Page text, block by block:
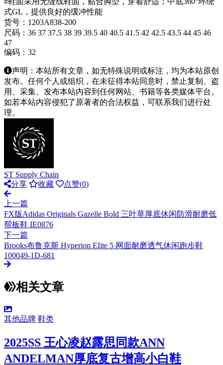
式GL，提供良好的缓冲性能
货号：1203A838-200
尺码：36 37 37.5 38 39 39.5 40 40.5 41.5 42 42.5 43.5 44 45 46
47
编码：32
声明：本站所有文章，如无特殊说明或标注，均为本站原创
发布。任何个人或组织，在未征得本站同意时，禁止复制、盗
用、采集、发布本站内容到任何网站、书籍等各类媒体平台。
如若本站内容侵犯了原著者的合法权益，可联系我们进行处
理。
ST Supply Chain
分享
收藏 点赞(0)
上一篇
FX版Adidas Originals Gazelle Bold 三叶草厚底休闲防滑耐磨低
帮板鞋 IE0876
下一篇
Brooks布鲁克斯 Hyperion EIite 5 网面耐磨透气休闲跑步鞋
100049-1D-681
相关文章
其他品牌 鞋类
2025SS 王心凌赵露思同款ANN
ANDELMAN厚底复古增高小白鞋